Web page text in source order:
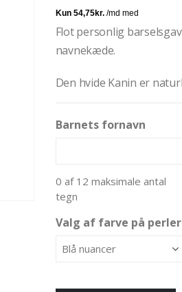
Flot personlig
navnekæde.
Den hvide Kanin er
Barnets fornavn
0 af 12 maksimale antal
tegn
Valg af farve på perler